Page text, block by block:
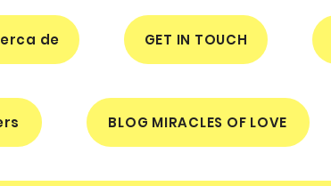
de GET IN TOUCH
BLOG MIRACLES OF LOVE